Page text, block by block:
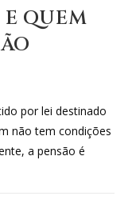
QUEM
por lei destinado
não tem condições
a pensão é